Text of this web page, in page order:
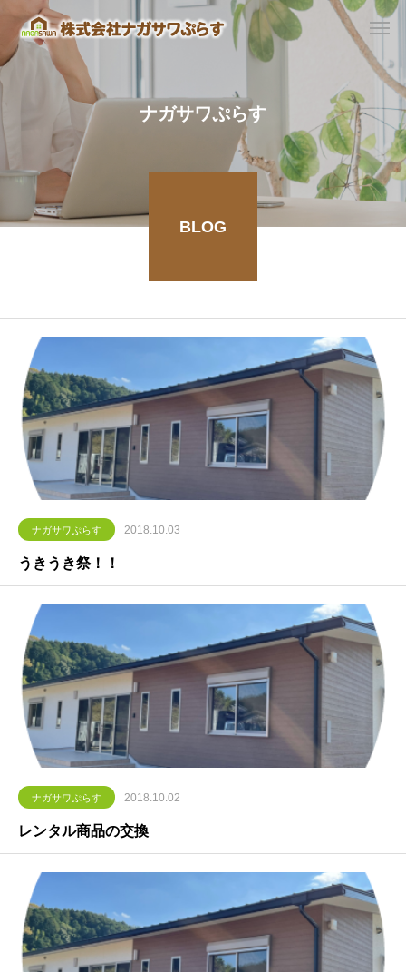
ナガサワぷらす
BLOG
ナガサワぷらす 2018.10.03
うきうき祭！！
ナガサワぷらす 2018.10.02
レンタル商品の交換